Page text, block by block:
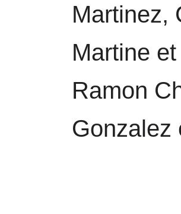
Martinez,
Martine
Ramon
Gonzalez